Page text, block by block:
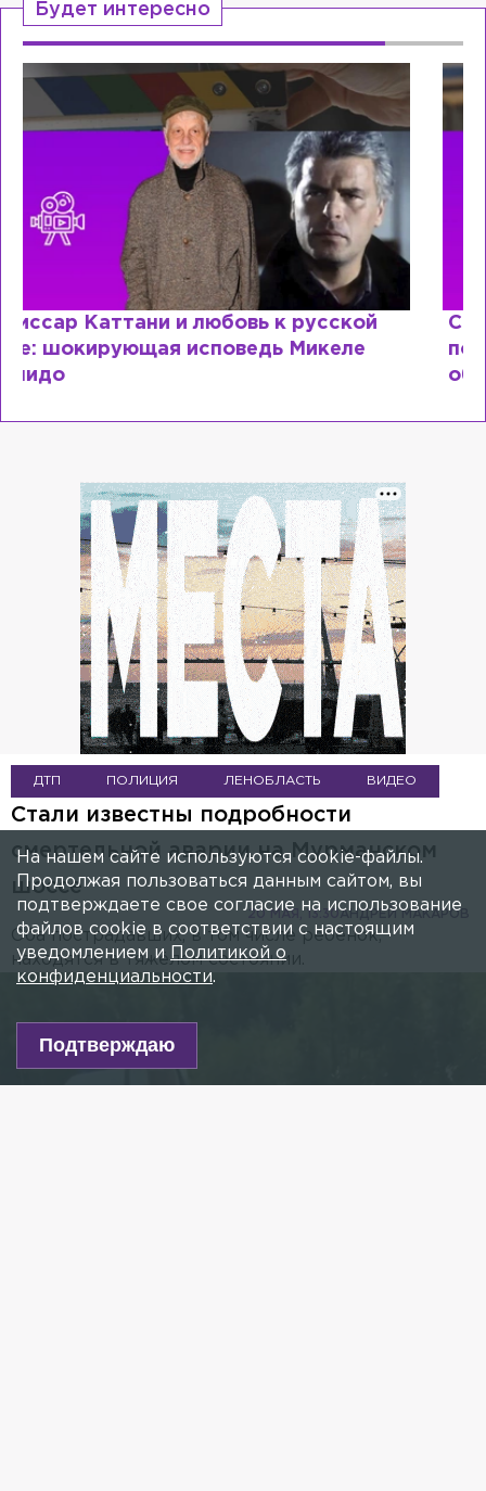
Будет интересно
Специалист с напрасным дипломом:
почему мир разочаровался в высшем
образовании?
ДТП ПОЛИЦИЯ ЛЕНОБЛАСТЬ ВИДЕО
Стали известны подробности
смертельной аварии на Мурманском
шоссе
Оба пострадавших, в том числе ребёнок,
находятся в тяжёлом состоянии.
На нашем сайте используются cookie-файлы.
Продолжая пользоваться данным сайтом, вы
подтверждаете свое согласие на использование
файлов cookie в соответствии с настоящим
уведомлением и Политикой о
конфиденциальности.
Подтверждаю